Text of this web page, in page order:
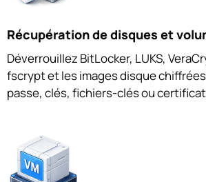
Récupération de disques et
Déverrouillez BitLocker, LUKS,
fscrypt et les images disque
passe, clés, fichiers-clés ou